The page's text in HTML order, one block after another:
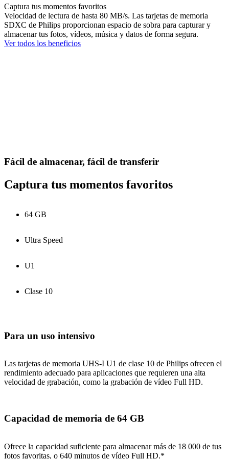
Captura tus momentos favoritos
Velocidad de lectura de hasta 80 MB/s. Las tarjetas de memoria
SDXC de Philips proporcionan espacio de sobra para capturar y
almacenar tus fotos, vídeos, música y datos de forma segura.
Ver todos los beneficios
Fácil de almacenar, fácil de transferir
Captura tus momentos favoritos
64 GB
Ultra Speed
U1
Clase 10
Para un uso intensivo
Las tarjetas de memoria UHS-I U1 de clase 10 de Philips ofrecen el
rendimiento adecuado para aplicaciones que requieren una alta
velocidad de grabación, como la grabación de vídeo Full HD.
Capacidad de memoria de 64 GB
Ofrece la capacidad suficiente para almacenar más de 18 000 de tus
fotos favoritas, o 640 minutos de vídeo Full HD.*